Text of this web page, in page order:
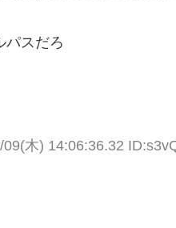
パスだろ
09(木) 14:06:36.32